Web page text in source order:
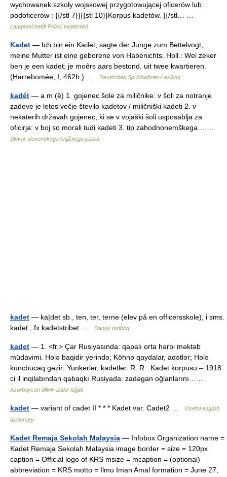
wychowanek szkoły wojskowej przygotowującej oficerów lub
podoficerów : {{/stl 7}}{{stl 10}}Korpus kadetów. {{/stl… …
Langenscheidt Polski wyjaśnień
Kadet — Ich bin ein Kadet, sagte der Junge zum Bettelvogt,
meine Mutter ist eine geborene von Habenichts. Holl.: Wel zeker
ben je een kadet; je moêrs aars bestond. uit twee kwartieren.
(Harrebomée, I, 462b.) …
Deutsches Sprichwörter-Lexikon
kadét — a m (ẹ̑) 1. gojenec šole za miličnike: v šoli za notranje
zadeve je letos večje število kadetov / miličniški kadeti 2. v
nekaterih državah gojenec, ki se v vojaški šoli usposablja za
oficirja: v boj so morali tudi kadeti 3. tip zahodnonemškega… …
Slovar slovenskega knjižnega jezika
kadet — ka|det sb., ten, ter, terne (elev på en officersskole), i sms.
kadet , fx kadetstribet …
Dansk ordbog
kadet — 1. <fr.> Çar Rusiyasında: qapalı orta hərbi məktəb
müdavimi. Hələ baqidir yerində; Köhnə qaydalar, adətlər; Hələ
küncbucaq gəzir; Yunkerlər, kadetlər. R. R.. Kadet korpusu – 1918
ci il inqilabından qabaqkı Rusiyada: zadəgan oğlanlarını… …
Azərbaycan dilinin izahlı lüğəti
kadet — variant of cadet II * * * Kadet var. Cadet2 …
Useful english
dictionary
Kadet Remaja Sekolah Malaysia — Infobox Organization name =
Kadet Remaja Sekolah Malaysia image border = size = 120px
caption = Official logo of KRS msize = mcaption = (optional)
abbreviation = KRS motto = Ilmu Iman Amal formation = June 27,